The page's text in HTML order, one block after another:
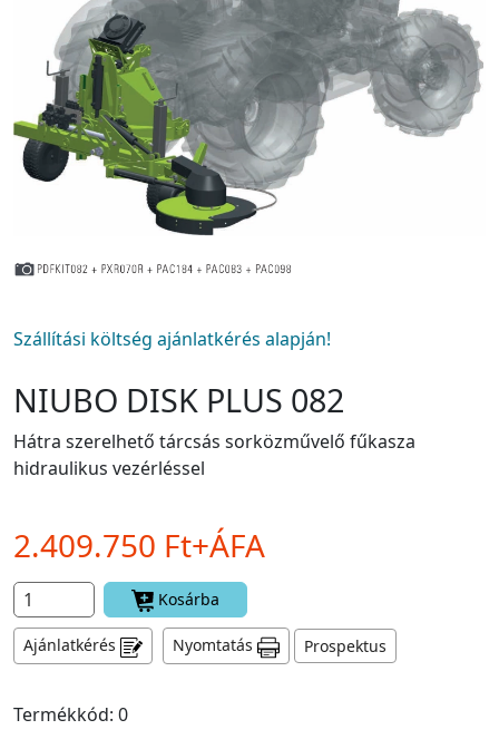
Szállítási költség ajánlatkérés alapján!
NIUBO DISK PLUS 082
Hátra szerelhető tárcsás sorközművelő fűkasza
hidraulikus vezérléssel
2.409.750 Ft+ÁFA
Kosárba
Ajánlatkérés Nyomtatás Prospektus
Termékkód: 0